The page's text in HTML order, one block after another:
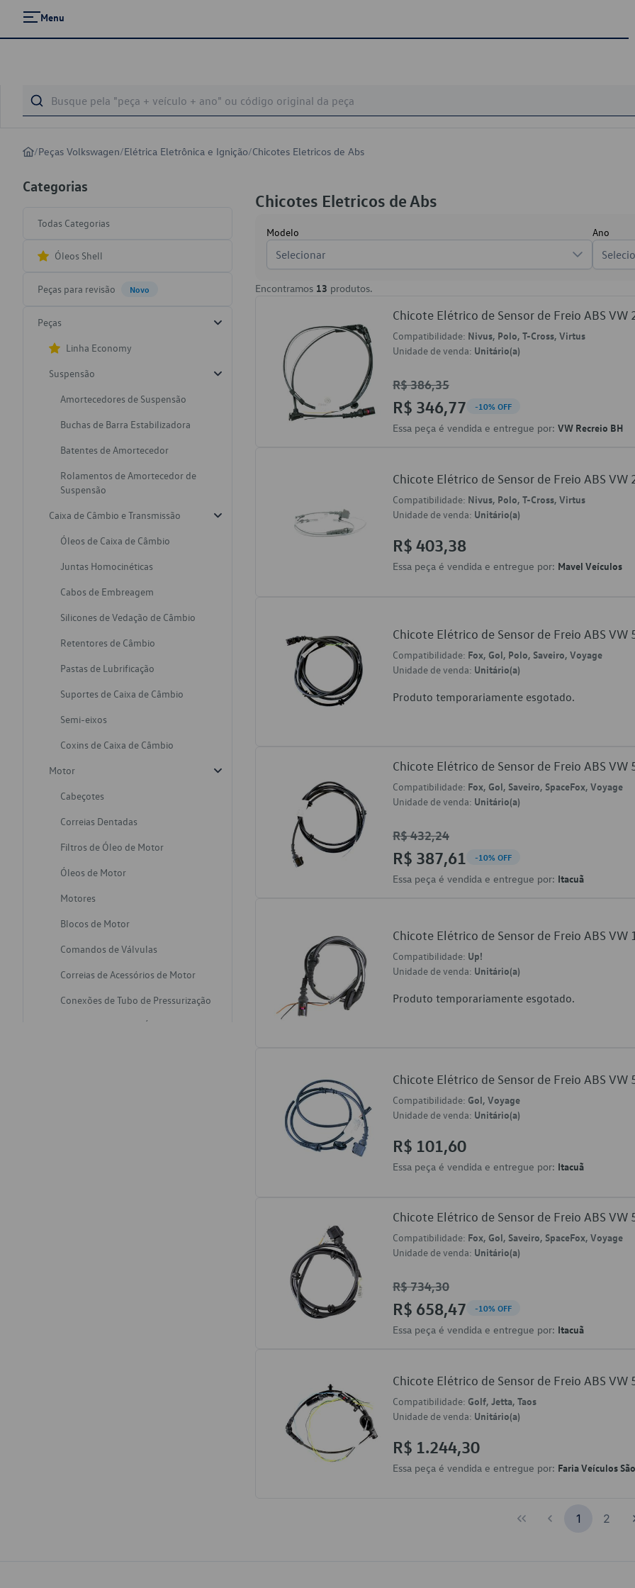
Menu
/Peças Volkswagen/Elétrica Eletrônica e Ignição/Chicotes Eletricos de Abs
Categorias
Todas Categorias
Óleos Shell
Peças para revisão Novo
Peças
Linha Economy
Suspensão
Amortecedores de Suspensão
Buchas de Barra Estabilizadora
Batentes de Amortecedor
Rolamentos de Amortecedor de
Suspensão
Caixa de Câmbio e Transmissão
Óleos de Caixa de Câmbio
Juntas Homocinéticas
Cabos de Embreagem
Silicones de Vedação de Câmbio
Retentores de Câmbio
Pastas de Lubrificação
Suportes de Caixa de Câmbio
Semi-eixos
Coxins de Caixa de Câmbio
Motor
Cabeçotes
Correias Dentadas
Filtros de Óleo de Motor
Óleos de Motor
Motores
Blocos de Motor
Comandos de Válvulas
Correias de Acessórios de Motor
Conexões de Tubo de Pressurização
Varetas de Nivel de Óleo
Chicotes Eletricos de Abs
Modelo
Selecionar
Ano
Encontramos 13 produtos.
Chicote Elétrico de Sensor de Freio ABS VW
Compatibilidade: Nivus, Polo, T-Cross, Virtus
Unidade de venda: Unitário(a)
R$ 386,35
R$ 346,77 -10% OFF
Essa peça é vendida e entregue por: VW Recreio BH
Chicote Elétrico de Sensor de Freio ABS VW
Compatibilidade: Nivus, Polo, T-Cross, Virtus
Unidade de venda: Unitário(a)
R$ 403,38
Essa peça é vendida e entregue por: Mavel Veículos
Chicote Elétrico de Sensor de Freio ABS VW
Compatibilidade: Fox, Gol, Polo, Saveiro, Voyage
Unidade de venda: Unitário(a)
Produto temporariamente esgotado.
Chicote Elétrico de Sensor de Freio ABS VW
Compatibilidade: Fox, Gol, Saveiro, SpaceFox, Voyage
Unidade de venda: Unitário(a)
R$ 432,24
R$ 387,61 -10% OFF
Essa peça é vendida e entregue por: Itacuã
Chicote Elétrico de Sensor de Freio ABS VW
Compatibilidade: Up!
Unidade de venda: Unitário(a)
Produto temporariamente esgotado.
Chicote Elétrico de Sensor de Freio ABS VW
Compatibilidade: Gol, Voyage
Unidade de venda: Unitário(a)
R$ 101,60
Essa peça é vendida e entregue por: Itacuã
Chicote Elétrico de Sensor de Freio ABS VW
Compatibilidade: Fox, Gol, Saveiro, SpaceFox, Voyage
Unidade de venda: Unitário(a)
R$ 734,30
R$ 658,47 -10% OFF
Essa peça é vendida e entregue por: Itacuã
Chicote Elétrico de Sensor de Freio ABS VW
Compatibilidade: Golf, Jetta, Taos
Unidade de venda: Unitário(a)
R$ 1.244,30
Essa peça é vendida e entregue por: Faria Veículos
1 2